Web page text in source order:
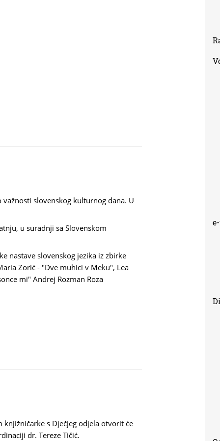
važnosti slovenskog kulturnog dana. U
u suradnji sa Slovenskom
nastave slovenskog jezika iz zbirke
Zorić - "Dve muhici v Meku", Lea
mi" Andrej Rozman Roza
s Dječjeg odjela otvorit će
dr. Tereze Tičić.